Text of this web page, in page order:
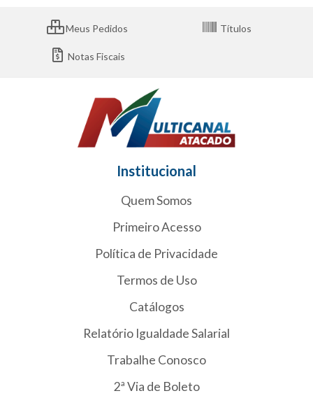
Meus Pedidos Títulos
Notas Fiscais
Institucional
Quem Somos
Primeiro Acesso
Política de Privacidade
Termos de Uso
Catálogos
Relatório Igualdade Salarial
Trabalhe Conosco
2ª Via de Boleto